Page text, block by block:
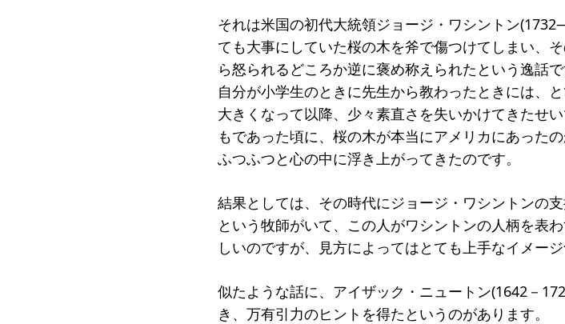
それは米国の初代大統領ジョージ・ワシントン
ても大事にしていた桜の木を斧で傷つけてしまい、
ら怒られるどころか逆に褒め称えられたという逸話で
自分が小学生のときに先生から教わったときには、
大きくなって以降、少々素直さを失いかけてきたせ
もであった頃に、桜の木が本当にアメリカにあった
ふつふつと心の中に浮き上がってきたのです。
結果としては、その時代にジョージ・ワシントンの
という牧師がいて、この人がワシントンの人柄を表
しいのですが、見方によってはとても上手なイメー
似たような話に、アイザック・ニュートン(1642－
き、万有引力のヒントを得たというのがあります。